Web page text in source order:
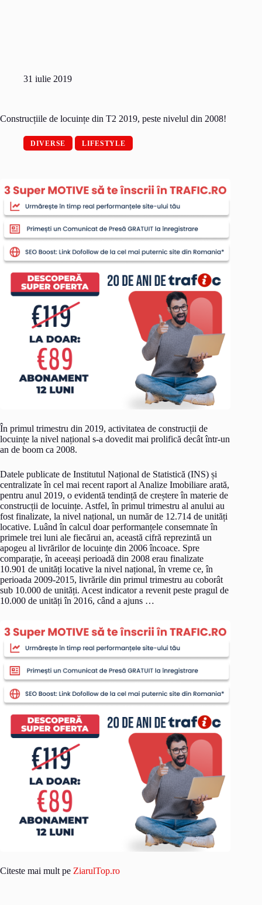
31 iulie 2019
Construcțiile de locuințe din T2 2019, peste nivelul din 2008!
DIVERSE LIFESTYLE
În primul trimestru din 2019, activitatea de construcții de
locuințe la nivel național s-a dovedit mai prolifică decât într-un
an de boom ca 2008.
Datele publicate de Institutul Național de Statistică (INS) și
centralizate în cel mai recent raport al Analize Imobiliare arată,
pentru anul 2019, o evidentă tendință de creștere în materie de
construcții de locuințe. Astfel, în primul trimestru al anului au
fost finalizate, la nivel național, un număr de 12.714 de unități
locative. Luând în calcul doar performanțele consemnate în
primele trei luni ale fiecărui an, această cifră reprezintă un
apogeu al livrărilor de locuințe din 2006 încoace. Spre
comparație, în aceeași perioadă din 2008 erau finalizate
10.901 de unități locative la nivel național, în vreme ce, în
perioada 2009-2015, livrările din primul trimestru au coborât
sub 10.000 de unități. Acest indicator a revenit peste pragul de
10.000 de unități în 2016, când a ajuns …
Citeste mai mult pe ZiarulTop.ro